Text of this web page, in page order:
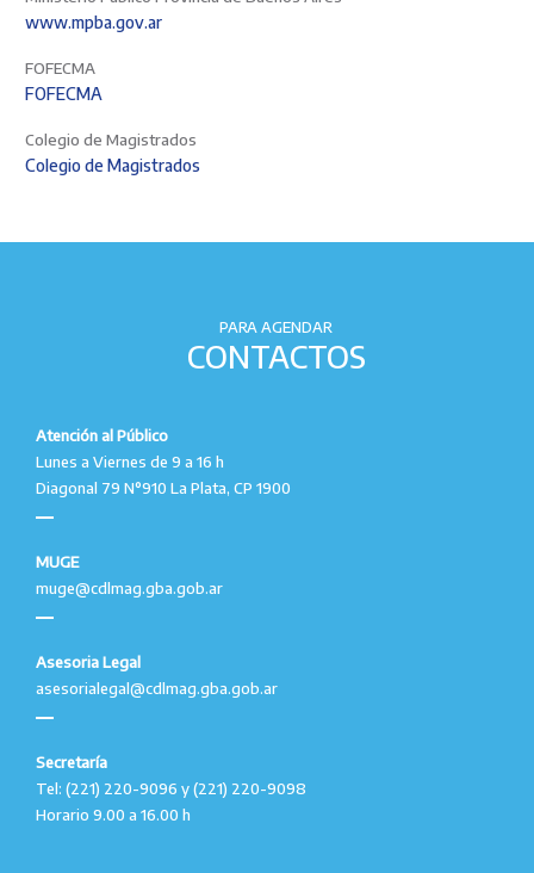
www.mpba.gov.ar
FOFECMA
FOFECMA
Colegio de Magistrados
Colegio de Magistrados
PARA AGENDAR
CONTACTOS
Atención al Público
Lunes a Viernes de 9 a 16 h
Diagonal 79 N°910 La Plata, CP 1900
MUGE
muge@cdlmag.gba.gob.ar
Asesoria Legal
asesorialegal@cdlmag.gba.gob.ar
Secretaría
Tel: (221) 220-9096 y (221) 220-9098
Horario 9.00 a 16.00 h